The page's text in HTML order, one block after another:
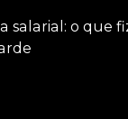
salarial: o que